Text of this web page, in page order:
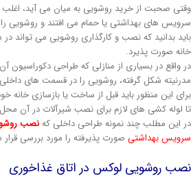
صحبت از خرید روشویی به میان می آید، اغلب
های بهداشتی یا حمام می افتند و روشویی را
بدانید که نصب و کارگذاری روشویی می تواند در
صورت پذیرد.
واقع در بسیاری از منازلی که طراحی دکوراسیون
شکل گرفته، روشویی را در قسمت های داخلی
این منظور باید قبل از ساخت یا بازسازی خانه
لوله کشی های لازم برای نصب شیرآلات در آن محل
این مطلب چند نمونه طراحی داخلی کهنصب
بهداشتیصورت پذیرفته را مورد بررسی قرار
روشویی لوکس در اتاق غذاخوری